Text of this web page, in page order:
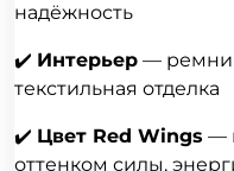
надёжность
✔️ Интерьер — ремни
текстильная отделка
✔️ Цвет Red Wings —
оттенком силы,